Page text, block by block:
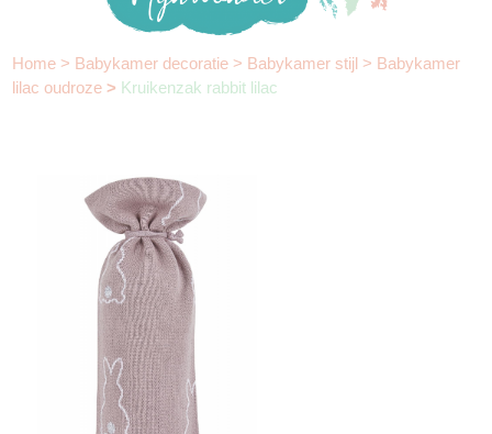
Home > Babykamer decoratie > Babykamer stijl > Babykamer
lilac oudroze> Kruikenzak rabbit lilac